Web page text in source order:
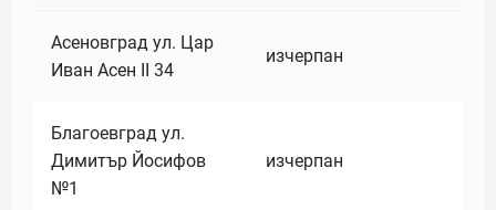
Асеновград ул. Цар
Иван Асен II 34
изчерпан
Благоевград ул.
Димитър Йосифов
№1
изчерпан